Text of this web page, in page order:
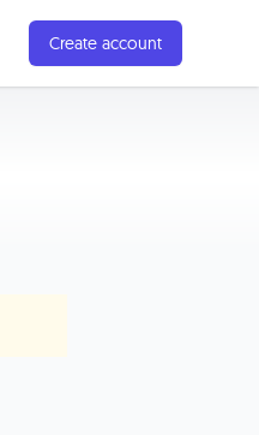
Create account